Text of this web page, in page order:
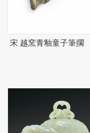
宋 越窯青釉童子筆擱